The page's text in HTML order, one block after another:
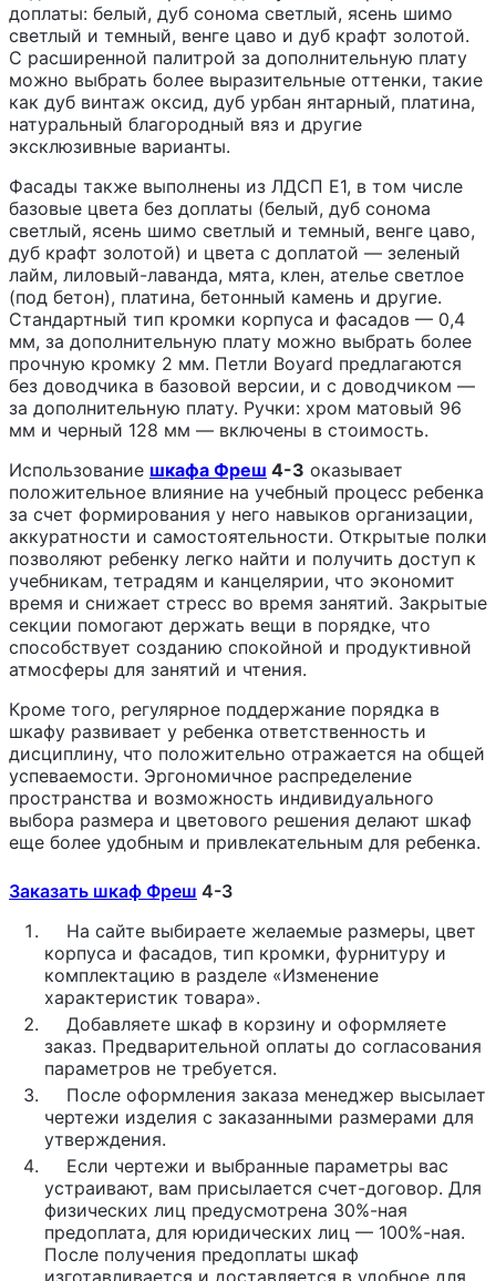
доплаты: белый, дуб сонома светлый, ясень шимо
светлый и темный, венге цаво и дуб крафт золотой.
С расширенной палитрой за дополнительную плату
можно выбрать более выразительные оттенки, такие
как дуб винтаж оксид, дуб урбан янтарный, платина,
натуральный благородный вяз и другие
эксклюзивные варианты.
Фасады также выполнены из ЛДСП Е1, в том числе
базовые цвета без доплаты (белый, дуб сонома
светлый, ясень шимо светлый и темный, венге цаво,
дуб крафт золотой) и цвета с доплатой — зеленый
лайм, лиловый-лаванда, мята, клен, ателье светлое
(под бетон), платина, бетонный камень и другие.
Стандартный тип кромки корпуса и фасадов — 0,4
мм, за дополнительную плату можно выбрать более
прочную кромку 2 мм. Петли Boyard предлагаются
без доводчика в базовой версии, и с доводчиком —
за дополнительную плату. Ручки: хром матовый 96
мм и черный 128 мм — включены в стоимость.
Использование шкафа Фреш 4-3 оказывает
положительное влияние на учебный процесс ребенка
за счет формирования у него навыков организации,
аккуратности и самостоятельности. Открытые полки
позволяют ребенку легко найти и получить доступ к
учебникам, тетрадям и канцелярии, что экономит
время и снижает стресс во время занятий. Закрытые
секции помогают держать вещи в порядке, что
способствует созданию спокойной и продуктивной
атмосферы для занятий и чтения.
Кроме того, регулярное поддержание порядка в
шкафу развивает у ребенка ответственность и
дисциплину, что положительно отражается на общей
успеваемости. Эргономичное распределение
пространства и возможность индивидуального
выбора размера и цветового решения делают шкаф
еще более удобным и привлекательным для ребенка.
Заказать шкаф Фреш 4-3
На сайте выбираете желаемые размеры, цвет
корпуса и фасадов, тип кромки, фурнитуру и
комплектацию в разделе «Изменение
характеристик товара».
Добавляете шкаф в корзину и оформляете
заказ. Предварительной оплаты до согласования
параметров не требуется.
После оформления заказа менеджер высылает
чертежи изделия с заказанными размерами для
утверждения.
Если чертежи и выбранные параметры вас
устраивают, вам присылается счет-договор. Для
физических лиц предусмотрена 30%-ная
предоплата, для юридических лиц — 100%-ная.
После получения предоплаты шкаф